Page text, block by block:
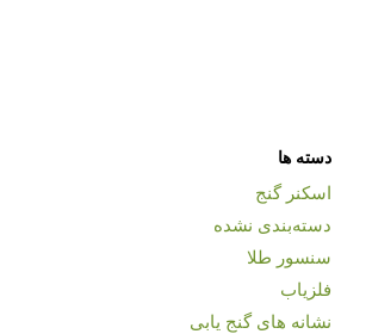
دسته ها
اسکنر گنج
دسته‌بندی نشده
سنسور طلا
فلزیاب
نشانه های گنج یابی